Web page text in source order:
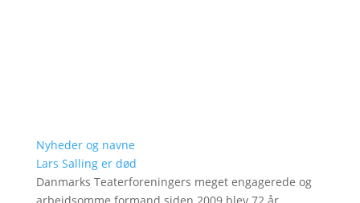
Nyheder og navne
Lars Salling er død
Danmarks Teaterforeningers meget engagerede og